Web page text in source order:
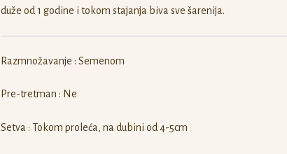
duže od 1 godine i tokom stajanja biva sve šarenija.
Razmnožavanje : Semenom
Pre-tretman : Ne
Setva : Tokom proleća, na dubini od 4-5cm